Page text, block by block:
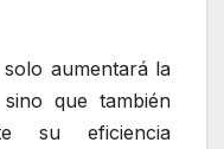
aumentará la
que también
su eficiencia